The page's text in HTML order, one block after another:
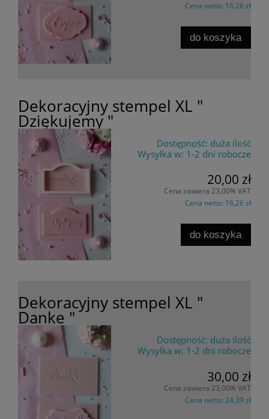
Cena netto: 16,26 zł
do koszyka
Dekoracyjny stempel XL "
Dziękujemy "
Dostępność: duża ilość
Wysyłka w: 1-2 dni robocze
20,00 zł
Cena zawiera 23,00% VAT
Cena netto: 16,26 zł
do koszyka
Dekoracyjny stempel XL "
Danke "
Dostępność: duża ilość
Wysyłka w: 1-2 dni robocze
30,00 zł
Cena zawiera 23,00% VAT
Cena netto: 24,39 zł